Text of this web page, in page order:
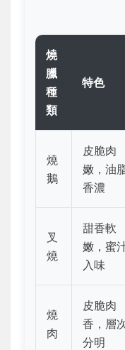
燒
臘
種
類
特色
燒
鵝
皮脆肉
嫩，油
香濃
叉
燒
甜香軟
嫩，蜜
入味
燒
肉
皮脆肉
香，層
分明